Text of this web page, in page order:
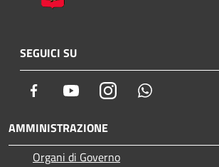
SEGUICI SU
Facebook YoutubeInstagram
AMMINISTRAZIONE
Organi di Governo